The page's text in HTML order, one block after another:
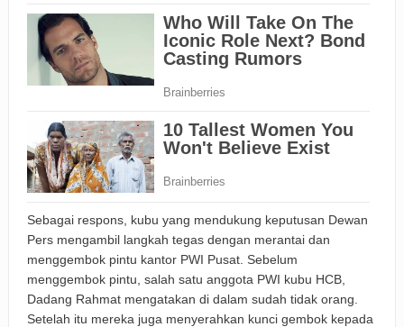
Sebagai respons, kubu yang mendukung keputusan Dewan
Pers mengambil langkah tegas dengan merantai dan
menggembok pintu kantor PWI Pusat. Sebelum
menggembok pintu, salah satu anggota PWI kubu HCB,
Dadang Rahmat mengatakan di dalam sudah tidak orang.
Setelah itu mereka juga menyerahkan kunci gembok kepada